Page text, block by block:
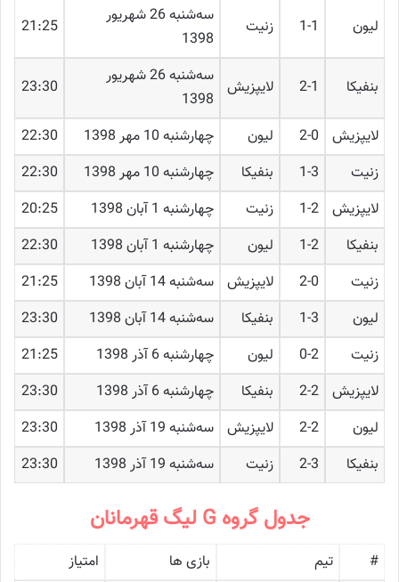
لیون 1-1 زنیت
ﺳﻪشنبه 26 شهریور
1398
21:25
بنفیکا 2-1 لایپزیش
ﺳﻪشنبه 26 شهریور
1398
23:30
لایپزیش 2-0 لیون چهارشنبه 10 مهر 1398
22:30
زنیت
1-3 بنفیکا چهارشنبه 10 مهر 1398
22:30
لایپزیش
1-2 زنیت چهارشنبه 1 آبان 1398
20:25
بنفیکا
1-2 لیون چهارشنبه 1 آبان 1398
22:30
زنیت
2-0 لایپزیش ﺳﻪشنبه 14 آبان 1398
21:25
لیون
1-3 بنفیکا ﺳﻪشنبه 14 آبان 1398
23:30
زنیت
0-2 لیون چهارشنبه 6 آذر 1398
21:25
لایپزیش
2-2 بنفیکا چهارشنبه 6 آذر 1398
23:30
لیون
2-2 لایپزیش ﺳﻪشنبه 19 آذر 1398
23:30
بنفیکا
2-3 زنیت ﺳﻪشنبه 19 آذر 1398 23:30
جدول گروه G لیگ قهرمانان
# تیم بازی ها امتیاز